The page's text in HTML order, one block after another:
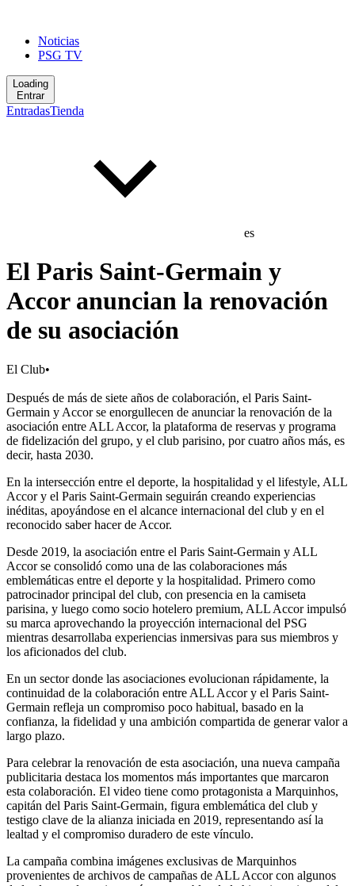
Noticias
PSG TV
Loading
Entrar
EntradasTienda
es
El Paris Saint-Germain y
Accor anuncian la renovación
de su asociación
El Club•
Después de más de siete años de colaboración, el Paris Saint-
Germain y Accor se enorgullecen de anunciar la renovación de la
asociación entre ALL Accor, la plataforma de reservas y programa
de fidelización del grupo, y el club parisino, por cuatro años más, es
decir, hasta 2030.
En la intersección entre el deporte, la hospitalidad y el lifestyle, ALL
Accor y el Paris Saint-Germain seguirán creando experiencias
inéditas, apoyándose en el alcance internacional del club y en el
reconocido saber hacer de Accor.
Desde 2019, la asociación entre el Paris Saint-Germain y ALL
Accor se consolidó como una de las colaboraciones más
emblemáticas entre el deporte y la hospitalidad. Primero como
patrocinador principal del club, con presencia en la camiseta
parisina, y luego como socio hotelero premium, ALL Accor impulsó
su marca aprovechando la proyección internacional del PSG
mientras desarrollaba experiencias inmersivas para sus miembros y
los aficionados del club.
En un sector donde las asociaciones evolucionan rápidamente, la
continuidad de la colaboración entre ALL Accor y el Paris Saint-
Germain refleja un compromiso poco habitual, basado en la
confianza, la fidelidad y una ambición compartida de generar valor a
largo plazo.
Para celebrar la renovación de esta asociación, una nueva campaña
publicitaria destaca los momentos más importantes que marcaron
esta colaboración. El video tiene como protagonista a Marquinhos,
capitán del Paris Saint-Germain, figura emblemática del club y
testigo clave de la alianza iniciada en 2019, representando así la
lealtad y el compromiso duradero de este vínculo.
La campaña combina imágenes exclusivas de Marquinhos
provenientes de archivos de campañas de ALL Accor con algunos